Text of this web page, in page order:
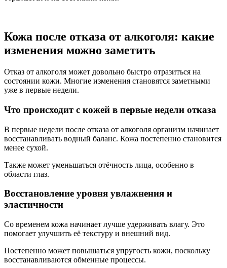
Кожа после отказа от алкоголя: какие
изменения можно заметить
Отказ от алкоголя может довольно быстро отразиться на
состоянии кожи. Многие изменения становятся заметными
уже в первые недели.
Что происходит с кожей в первые недели отказа
В первые недели после отказа от алкоголя организм начинает
восстанавливать водный баланс. Кожа постепенно становится
менее сухой.
Также может уменьшаться отёчность лица, особенно в
области глаз.
Восстановление уровня увлажнения и
эластичности
Со временем кожа начинает лучше удерживать влагу. Это
помогает улучшить её текстуру и внешний вид.
Постепенно может повышаться упругость кожи, поскольку
восстанавливаются обменные процессы.